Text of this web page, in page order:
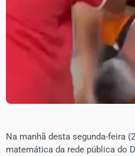
Na manhã desta segunda-feira
matemática da rede pública do